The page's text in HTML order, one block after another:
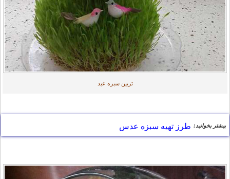
تزیین سبزه عید
بیشتر بخوانید: طرز تهیه سبزه عدس